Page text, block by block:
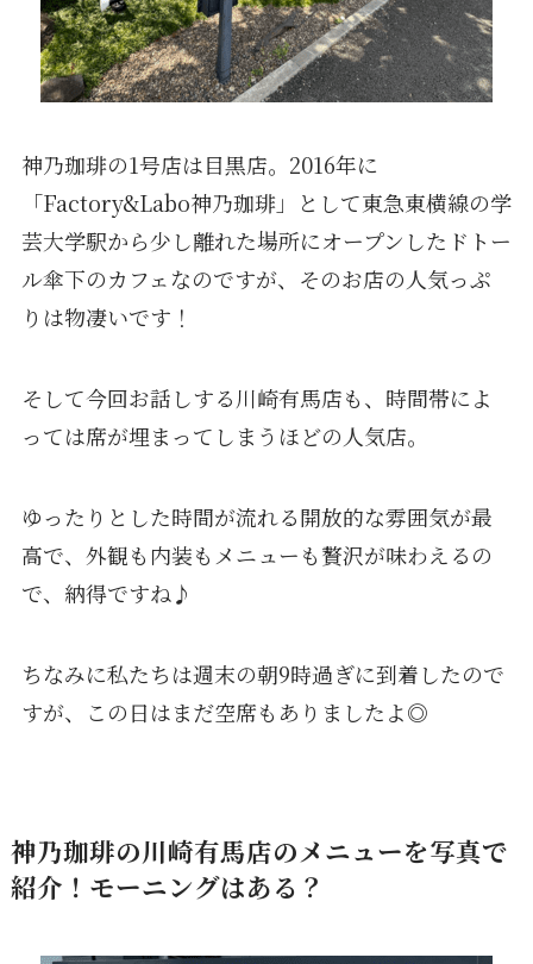
神乃珈琲の1号店は目黒店。2016年に
「Factory&Labo神乃珈琲」として東急東横線の学
芸大学駅から少し離れた場所にオープンしたドトー
ル傘下のカフェなのですが、そのお店の人気っぷ
りは物凄いです！
そして今回お話しする川崎有馬店も、時間帯によ
っては席が埋まってしまうほどの人気店。
ゆったりとした時間が流れる開放的な雰囲気が最
高で、外観も内装もメニューも贅沢が味わえるの
で、納得ですね♪
ちなみに私たちは週末の朝9時過ぎに到着したので
すが、この日はまだ空席もありましたよ◎
神乃珈琲の川崎有馬店のメニューを写真で
紹介！モーニングはある？